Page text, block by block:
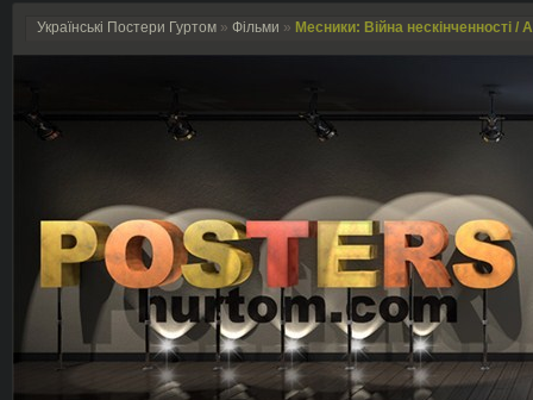
Українські Постери Гуртом » Фільми » Месники: Війна нескінченності